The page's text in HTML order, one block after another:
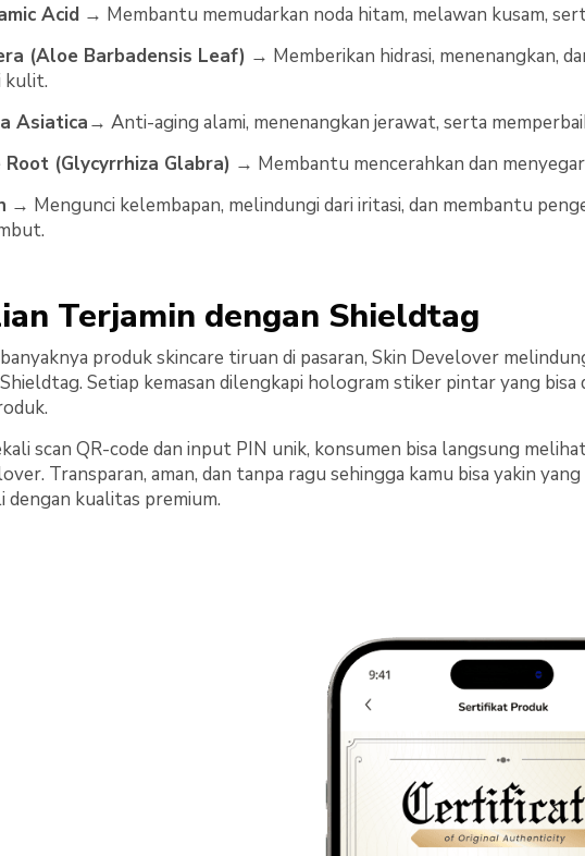
Acid → Membantu memudarkan noda hitam, melawan kusam,
(Aloe Barbadensis Leaf) → Memberikan hidrasi, menenangkan,
kulit.
Asiatica→ Anti-aging alami, menenangkan jerawat, serta
Root (Glycyrrhiza Glabra) → Membantu mencerahkan dan
→ Mengunci kelembapan, melindungi dari iritasi, dan membantu
Terjamin dengan Shieldtag
produk skincare tiruan di pasaran, Skin Develover
Setiap kemasan dilengkapi hologram stiker pintar yang bisa
scan QR-code dan input PIN unik, konsumen bisa langsung
Transparan, aman, dan tanpa ragu sehingga kamu bisa yakin
dengan kualitas premium.